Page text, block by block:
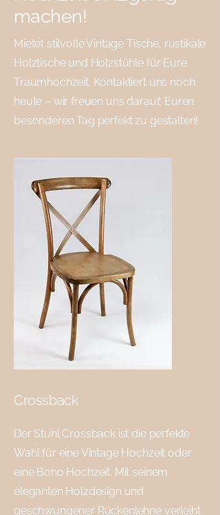
machen!
Mietet stilvolle Vintage Tische, rustikale
Holztische und Holzstühle für Eure
Traumhochzeit. Kontaktiert uns noch
heute – wir freuen uns darauf, Euren
besonderen Tag perfekt zu gestalten!
Crossback
Der Stuhl Crossback ist die perfekte
Wahl für eine Vintage Hochzeit oder
eine Boho Hochzeit. Mit seinem
eleganten Holzdesign und
geschwungener Rückenlehne verleiht